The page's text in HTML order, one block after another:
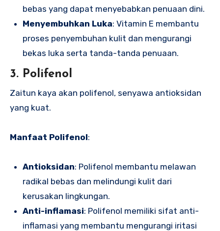
bebas yang dapat menyebabkan penuaan dini.
Menyembuhkan Luka: Vitamin E membantu
proses penyembuhan kulit dan mengurangi
bekas luka serta tanda-tanda penuaan.
3. Polifenol
Zaitun kaya akan polifenol, senyawa antioksidan
yang kuat.
Manfaat Polifenol:
Antioksidan: Polifenol membantu melawan
radikal bebas dan melindungi kulit dari
kerusakan lingkungan.
Anti-inflamasi: Polifenol memiliki sifat anti-
inflamasi yang membantu mengurangi iritasi